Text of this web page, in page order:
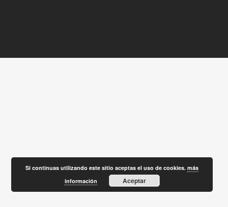
Si continuas utilizando este sitio aceptas el uso de cookies.más
información
Aceptar